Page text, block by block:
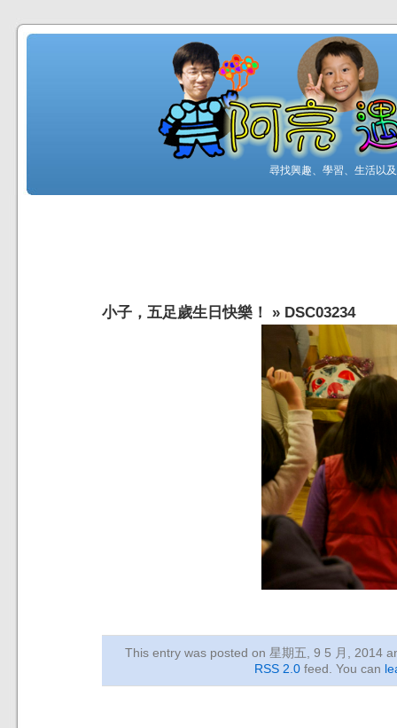
尋找興趣、學習、生活以
小子，五足歲生日快樂！ » DSC03234
This entry was posted on 星期五, 9 5 月, 2014
RSS 2.0feed. You can